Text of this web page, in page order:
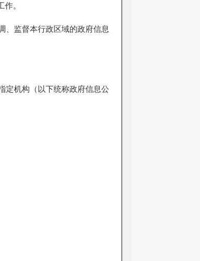
。
、监督本行政区域的政府信息
定机构（以下统称政府信息公